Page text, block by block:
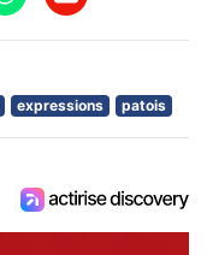
expressions patois